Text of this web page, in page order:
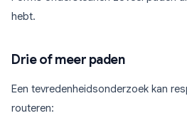
hebt.
Drie of meer paden
Een tevredenheidsonderzoek kan
routeren: